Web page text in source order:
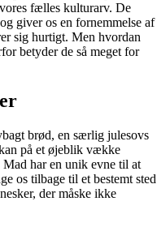
fælles kulturarv. De
giver os en fornemmelse af
sig hurtigt. Men hvordan
betyder de så meget for
brød, en særlig julesovs
på et øjeblik vække
har en unik evne til at
os tilbage til et bestemt sted
der måske ikke